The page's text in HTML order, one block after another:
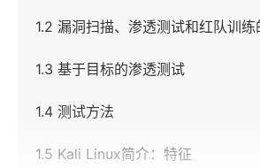
1.2 漏洞扫描、渗透测试和红队训练
1.3 基于目标的渗透测试
1.4 测试方法
1.5 Kali Linux简介：特征